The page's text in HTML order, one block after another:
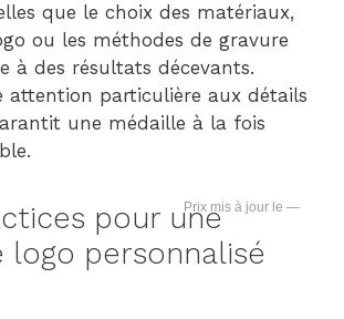
que le choix des matériaux,
ou les méthodes de gravure
à des résultats décevants.
attention particulière aux détails
une médaille à la fois
—
pour une
logo personnalisé